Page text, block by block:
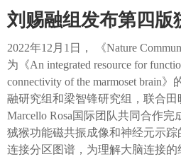
刘赐融组发布第四版
2022年12月1日， 《Nature
为《An integrated resource for
connectivity of the marmoset brain
融研究组和梁智锋研究组，联合田
Marcello Rosa国际团队共同合作
狨猴功能磁共振成像和神经元示
连接分区图谱，为理解大脑连接